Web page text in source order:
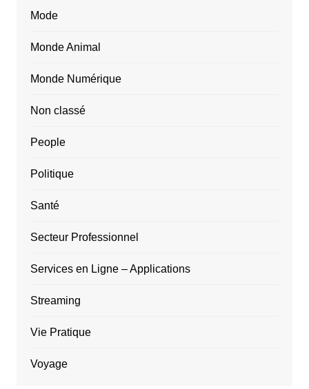
Mode
Monde Animal
Monde Numérique
Non classé
People
Politique
Santé
Secteur Professionnel
Services en Ligne – Applications
Streaming
Vie Pratique
Voyage